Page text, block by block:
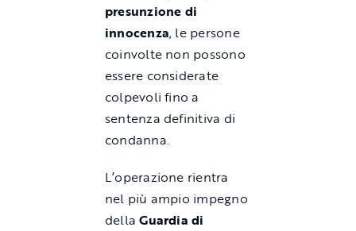
presunzione di
innocenza, le persone
coinvolte non possono
essere considerate
colpevoli fino a
sentenza definitiva di
condanna.
L’operazione rientra
nel più ampio impegno
dellaGuardia di